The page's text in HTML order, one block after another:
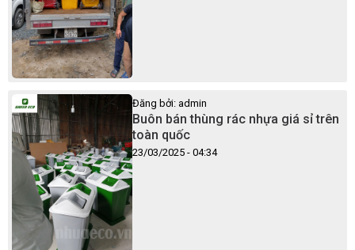
Đăng bởi: admin
Buôn bán thùng rác nhựa giá sỉ trên
toàn quốc
23/03/2025 - 04:34